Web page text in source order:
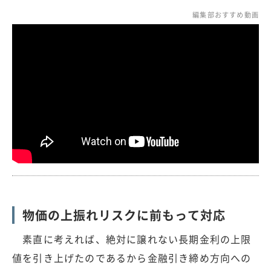
編集部おすすめ動画
物価の上振れリスクに前もって対応
素直に考えれば、絶対に譲れない長期金利の上限
値を引き上げたのであるから金融引き締め方向への